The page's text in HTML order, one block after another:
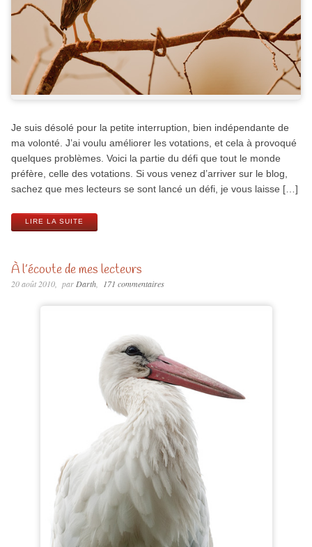
Je suis désolé pour la petite interruption, bien indépendante de
ma volonté. J’ai voulu améliorer les votations, et cela à provoqué
quelques problèmes. Voici la partie du défi que tout le monde
préfère, celle des votations. Si vous venez d’arriver sur le blog,
sachez que mes lecteurs se sont lancé un défi, je vous laisse […]
LIRE LA SUITE
À l’écoute de mes lecteurs
20 août 2010 par Darth 171 commentaires